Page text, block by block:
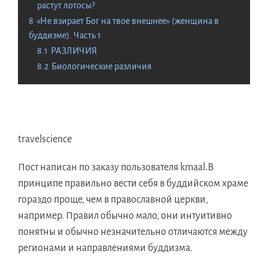
растут лотосы?
8 «Не взирает Бог на твое внешнее» (женщина в
буддизме). Часть 1
8.1
РАЗЛИЧИЯ
8.2 Биологические различия
travelscience
Пост написан по заказу пользователя kmaal .В
принципе правильно вести себя в буддийском храме
гораздо проще, чем в православной церкви,
например. Правил обычно мало, они интуитивно
понятны и обычно незначительно отличаются между
регионами и направлениями буддизма.